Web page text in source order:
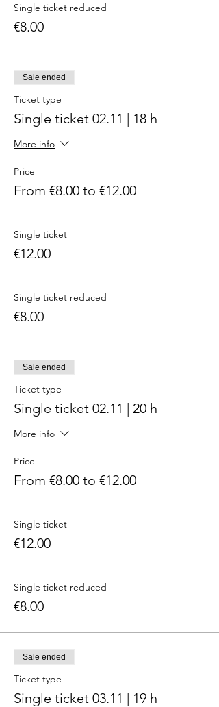
Single ticket reduced
€8.00
Sale ended
Ticket type
Single ticket 02.11 | 18 h
More info
Price
From €8.00 to €12.00
Single ticket
€12.00
Single ticket reduced
€8.00
Sale ended
Ticket type
Single ticket 02.11 | 20 h
More info
Price
From €8.00 to €12.00
Single ticket
€12.00
Single ticket reduced
€8.00
Sale ended
Ticket type
Single ticket 03.11 | 19 h